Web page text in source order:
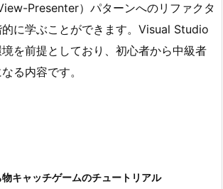
Presenter）パターンへのリファクタ
的に学ぶことができます。Visual Studio
を前提としており、初心者から中級者
る内容です。
キャッチゲームのチュートリアル